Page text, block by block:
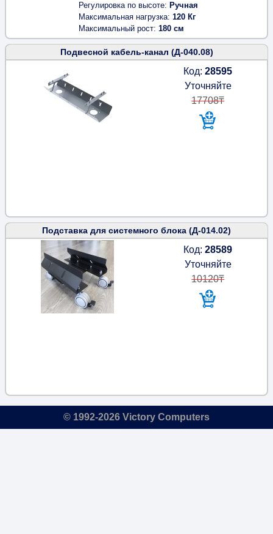
Регулировка по высоте
Ручная
Максимальная нагрузка 120 Кг
Максимальный рост 180 см
Подвесной кабель-канал (Д-040.08)
Код:28595
Уточняйте
17708₸
Подставка для системного блока (Д-014.02)
Код:28589
Уточняйте
10120₸
© 1992-2026 Victory Computers